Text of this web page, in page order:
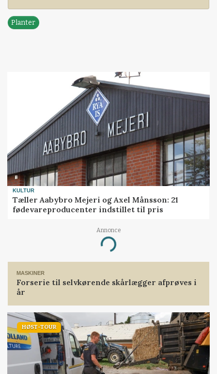
Planter
KULTUR
Tæller Aabybro Mejeri og Axel Månsson: 21
fødevareproducenter indstillet til pris
Annonce
Loading...
MASKINER
Forserie til selvkørende skårlægger afprøves i
år
HØST-TOUR